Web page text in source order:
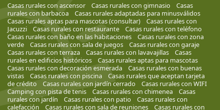
Casas rurales con ascensor Casas rurales con gimnasio
Casas
rurales con barbacoa
Casas rurales adaptadas para minusválidos
Casas rurales aptas para mascotas (consultar)
Casas rurales con
Jacuzzi
Casas rurales con restaurante
Casas rurales con teléfono
Casas rurales con baño en las habitaciones
Casas rurales con zona
verde
Casas rurales con sala de juegos
Casas rurales con garaje
Casas rurales con terraza
Casas rurales con lavavajillas
Casas
rurales en edificios históricos
Casas rurales aptas para mascotas
Casas rurales con decoración esmerada
Casas rurales con buenas
vistas
Casas rurales con piscina
Casas rurales que aceptan tarjeta
de crédito
Casas rurales con jardín cerrado
Casas rurales con WIFI
Camping con pista de tenis
Casas rurales con chimenea
Casas
rurales con jardín
Casas rurales con patio
Casas rurales con
calefacción
Casas rurales con sala de reuniones Casas rurales con